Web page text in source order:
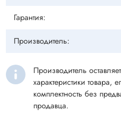
Гарантия:
Производитель:
Производитель
характеристики товара,
комплектность без
продавца.